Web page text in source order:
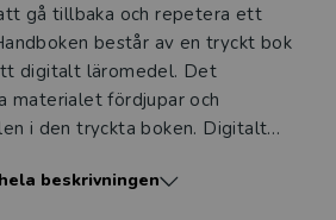
gå tillbaka och repetera ett
består av en tryckt bok
digitalt läromedel. Det
materialet fördjupar och
i den tryckta boken. Digitalt
beskrivningen